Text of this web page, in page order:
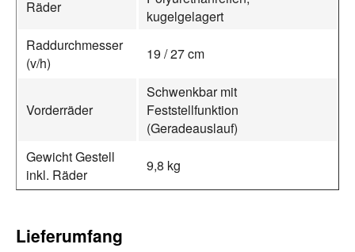
Räder
kugelgelagert
Raddurchmesser
(v/h)
19 / 27 cm
Vorderräder
Schwenkbar mit
Feststellfunktion
(Geradeauslauf)
Gewicht Gestell
inkl. Räder
9,8 kg
Lieferumfang